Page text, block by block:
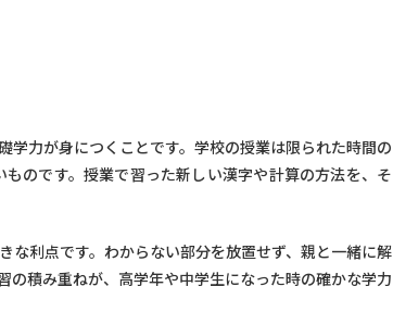
力が身につくことです。学校の授業は限られた時間の
のです。授業で習った新しい漢字や計算の方法を、そ
な利点です。わからない部分を放置せず、親と一緒に解
積み重ねが、高学年や中学生になった時の確かな学力